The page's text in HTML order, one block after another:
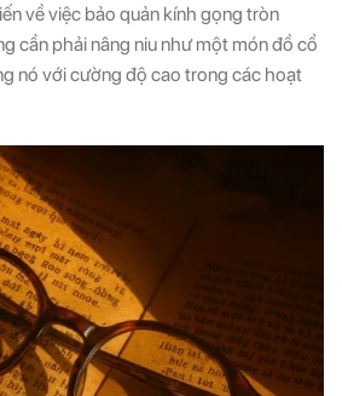
về việc bảo quản kính gọng tròn
cần phải nâng niu như một món đồ cổ
nó với cường độ cao trong các hoạt